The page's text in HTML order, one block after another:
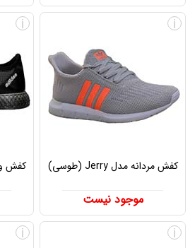
کفش مردانه مدل Jerry (طوسی)
موجود نیست
i
کفش
i
i
i